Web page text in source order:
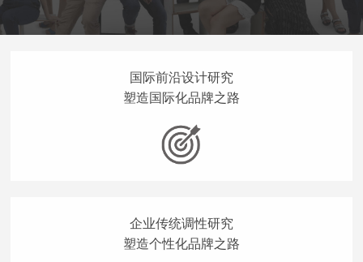
国际前沿设计研究
塑造国际化品牌之路
企业传统调性研究
塑造个性化品牌之路